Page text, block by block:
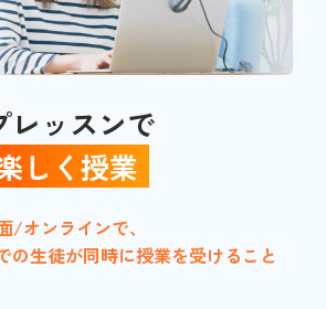
レッスンで
しく授業
/オンラインで、
の生徒が同時に授業を受けること